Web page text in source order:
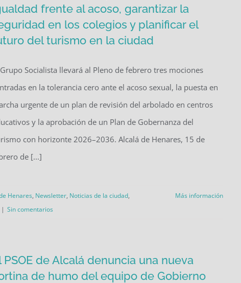
frente al acoso, garantizar la
en los colegios y planificar el
del turismo en la ciudad
Socialista llevará al Pleno de febrero tres mociones
en la tolerancia cero ante el acoso sexual, la puesta en
urgente de un plan de revisión del arbolado en centros
y la aprobación de un Plan de Gobernanza del
con horizonte 2026–2036. Alcalá de Henares, 15 de
de [...]
Henares, Newsletter, Noticias de la ciudad,
| Sin comentarios
Más información
PSOE de Alcalá denuncia una nueva
de humo del equipo de Gobierno